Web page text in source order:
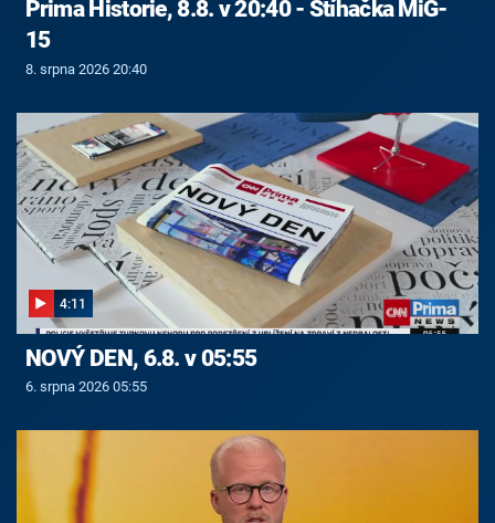
Prima Historie, 8.8. v 20:40 - Stíhačka MiG-
15
8. srpna 2026 20:40
4:11
NOVÝ DEN, 6.8. v 05:55
6. srpna 2026 05:55